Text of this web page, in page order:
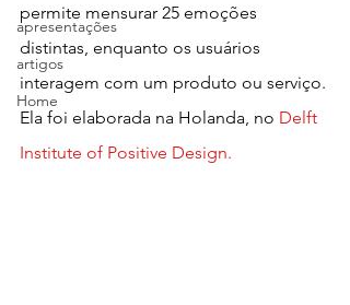
apresentações
artigos
Home
permite mensurar 25 emoções
distintas, enquanto os usuários
interagem com um produto ou serviço.
Ela foi elaborada na Holanda, no Delft
Institute of Positive Design.